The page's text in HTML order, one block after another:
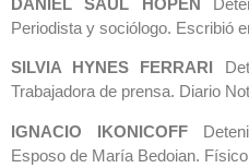
Periodista y sociólogo. Escribió
SILVIA HYNES FERRARI
Trabajadora de prensa. Diario
IGNACIO IKONICOFF
Esposo de María Bedoian.